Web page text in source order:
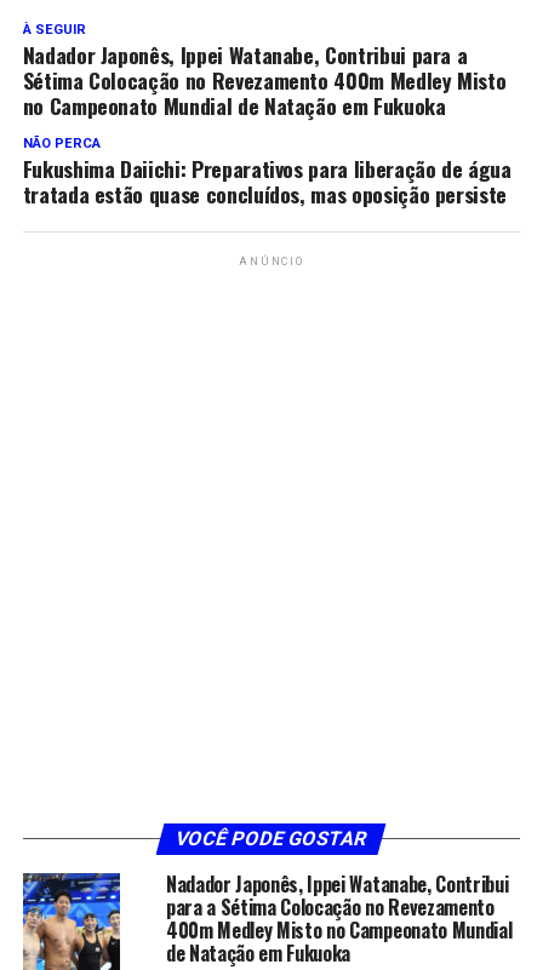
À SEGUIR
Nadador Japonês, Ippei Watanabe, Contribui para a
Sétima Colocação no Revezamento 400m Medley Misto
no Campeonato Mundial de Natação em Fukuoka
NÃO PERCA
Fukushima Daiichi: Preparativos para liberação de água
tratada estão quase concluídos, mas oposição persiste
ANÚNCIO
VOCÊ PODE GOSTAR
Nadador Japonês, Ippei Watanabe, Contribui
para a Sétima Colocação no Revezamento
400m Medley Misto no Campeonato Mundial
de Natação em Fukuoka